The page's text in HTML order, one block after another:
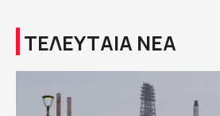
ΤΕΛΕΥΤΑΙΑ ΝΕΑ